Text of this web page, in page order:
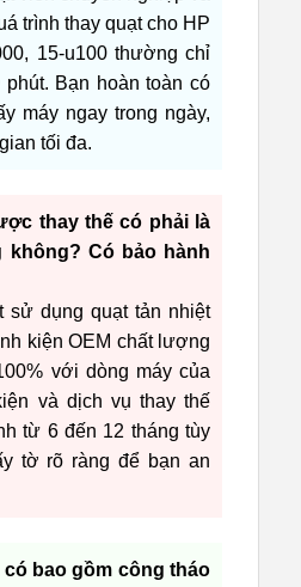
trình thay quạt cho HP
15-u100 thường chỉ
phút. Bạn hoàn toàn có
máy ngay trong ngày,
tối đa.
thay thế có phải là
không? Có bảo hành
sử dụng quạt tản nhiệt
kiện OEM chất lượng
với dòng máy của
và dịch vụ thay thế
từ 6 đến 12 tháng tùy
tờ rõ ràng để bạn an
bao gồm công tháo